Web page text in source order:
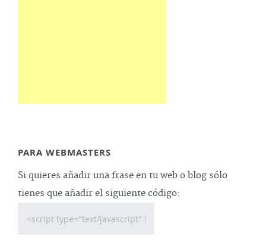
PARA WEBMASTERS
Si quieres añadir una frase en tu web o blog sólo
tienes que añadir el siguiente código: